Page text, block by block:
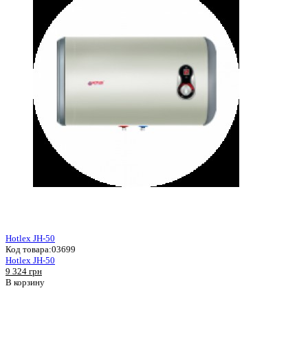
Hotlex JH-50
Код товара:03699
Hotlex JH-50
9 324 грн
В корзину